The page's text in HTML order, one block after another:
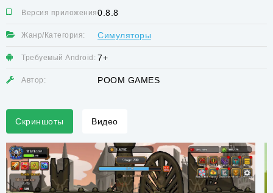
Версия приложения:0.8.8
Жанр/Категория: Симуляторы
Требуемый Android: 7+
Автор: POOM GAMES
Скриншоты Видео